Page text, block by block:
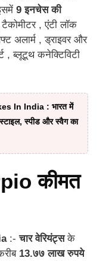
9 इनचेस की
, एंटी लॉक
अलार्म , ड्राइवर और
, ब्लूटूथ कनेक्टिविटी
In India : भारत में
स्पीड और स्वैग का
कीमत
:-चार वेरियंट्सके
13.७७ लाख रुपये